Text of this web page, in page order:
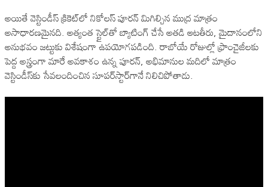
అయితే వెస్టిండీస్ క్రికెట్‌లో నికోలస్ పూరన్ మిగిల్చిన ముద్ర మాత్రం
అసాధారణమైనది. అత్యంత స్టైల్‌తో బ్యాటింగ్ చేసే అతడి ఆటతీరు, మైదానంలోని
అనుభవం జట్టుకు విశేషంగా ఉపయోగపడింది. రాబోయే రోజుల్లో ఫ్రాంచైజీలకు
పెద్ద అస్త్రంగా మారే అవకాశం ఉన్న పూరన్, అభిమానుల మదిలో మాత్రం
వెస్టిండీస్‌కు సేవలందించిన సూపర్‌స్టార్‌గానే నిలిచిపోతాడు.